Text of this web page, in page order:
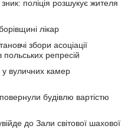
поліція розшукує жителя
лікар
збори асоціації
польських репресій
у вуличних камер
будівлю вартістю
до Зали світової шахової